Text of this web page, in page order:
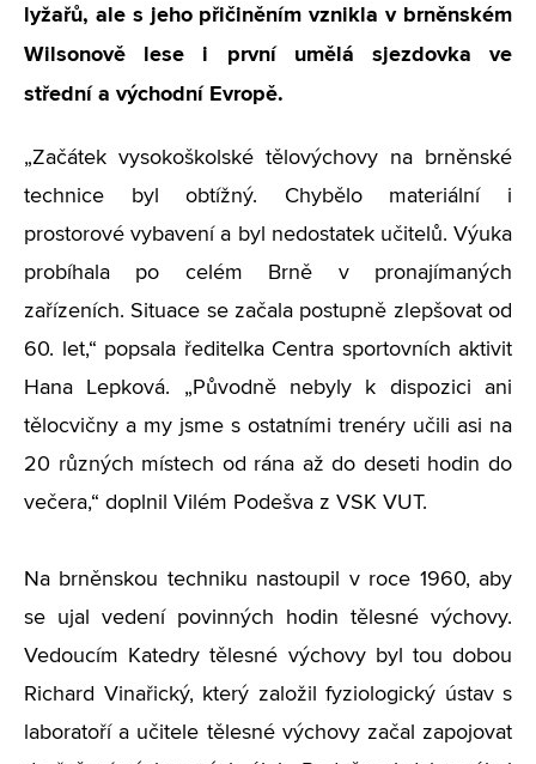
lyžařů, ale s jeho přičiněním vznikla v brněnském
Wilsonově lese i první umělá sjezdovka ve
střední a východní Evropě.
„Začátek vysokoškolské tělovýchovy na brněnské
technice byl obtížný. Chybělo materiální i
prostorové vybavení a byl nedostatek učitelů. Výuka
probíhala po celém Brně v pronajímaných
zařízeních. Situace se začala postupně zlepšovat od
60. let,“ popsala ředitelka Centra sportovních aktivit
Hana Lepková. „Původně nebyly k dispozici ani
tělocvičny a my jsme s ostatními trenéry učili asi na
20 různých místech od rána až do deseti hodin do
večera,“ doplnil Vilém Podešva z VSK VUT.
Na brněnskou techniku nastoupil v roce 1960, aby
se ujal vedení povinných hodin tělesné výchovy.
Vedoucím Katedry tělesné výchovy byl tou dobou
Richard Vinařický, který založil fyziologický ústav s
laboratoří a učitele tělesné výchovy začal zapojovat